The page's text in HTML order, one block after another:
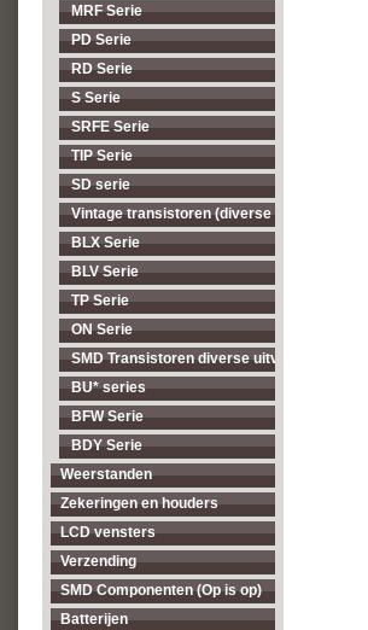
MRF Serie
PD Serie
RD Serie
S Serie
SRFE Serie
TIP Serie
SD serie
Vintage transistoren (diverse types, op = op)
BLX Serie
BLV Serie
TP Serie
ON Serie
SMD Transistoren diverse uitvoeringen
BU* series
BFW Serie
BDY Serie
Weerstanden
Zekeringen en houders
LCD vensters
Verzending
SMD Componenten (Op is op)
Batterijen